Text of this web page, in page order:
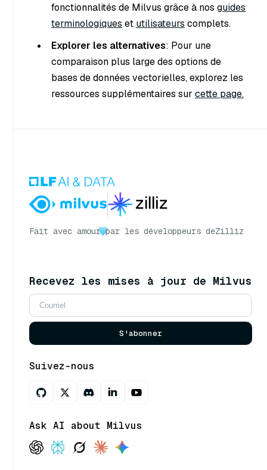
fonctionnalités de Milvus grâce à nos guides
terminologiques et utilisateurs complets.
Explorer les alternatives: Pour une
comparaison plus large des options de
bases de données vectorielles, explorez les
ressources supplémentaires sur cette page.
Fait avec amour par les développeurs deZilliz
Recevez les mises à jour de Milvus
S'abonner
Suivez-nous
Ask AI about Milvus